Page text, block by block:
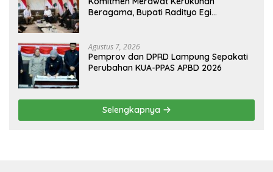
Beragama, Bupati Radityo Egi
Agustus 7, 2026
Pemprov dan DPRD Lampung Sepakati
Perubahan KUA-PPAS APBD 2026
Selengkapnya